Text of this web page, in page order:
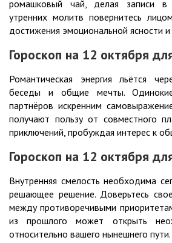
ромашковый чай, делая записи
утренних молитв повернитесь
достижения эмоциональной ясности
Гороскоп на 12 октября
Романтическая энергия льётся
беседы и общие мечты.
партнёров искренним
получают пользу от совместного
приключений, пробуждая интерес к
Гороскоп на 12 октября
Внутренняя смелость необходима
решающее решение. Доверьтесь
между противоречивыми
из прошлого может открыть
относительно вашего нынешнего пути.